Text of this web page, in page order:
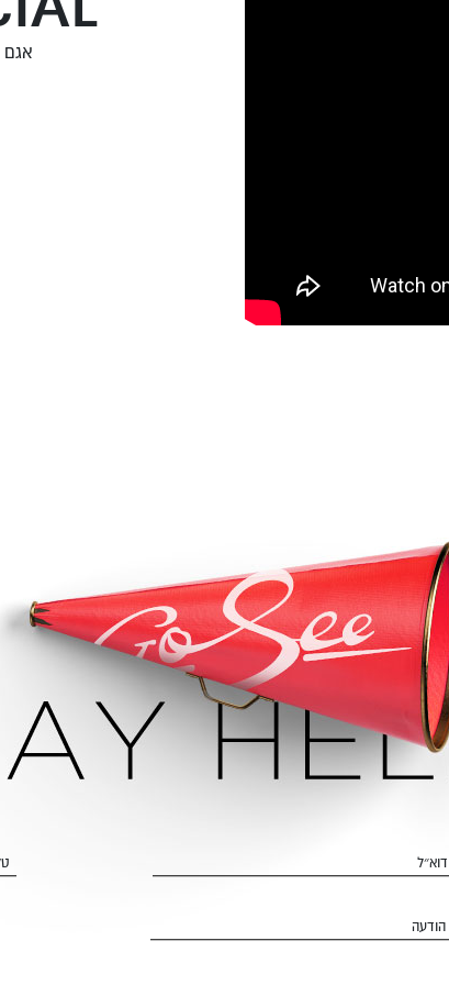
אגם
דוא״ל
הודעה